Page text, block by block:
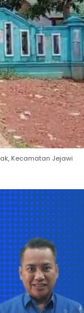
Kecamatan Jejawi